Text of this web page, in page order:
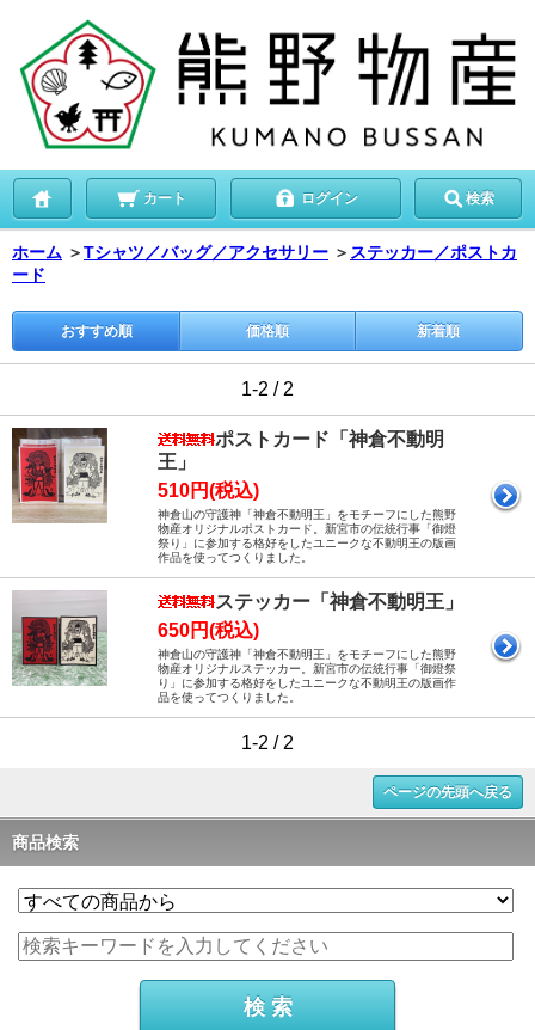
カート ログイン 検索
ホーム ＞Tシャツ／バッグ／アクセサリー ＞ ステッカー／ポストカ
ード
おすすめ順 価格順 新着順
1-2 / 2
ポストカード「神倉不動明
王」
510円(税込)
神倉山の守護神「神倉不動明王」をモチーフにした熊野
物産オリジナルポストカード。新宮市の伝統行事「御燈
祭り」に参加する格好をしたユニークな不動明王の版画
作品を使ってつくりました。
ステッカー「神倉不動明王」
650円(税込)
神倉山の守護神「神倉不動明王」をモチーフにした熊野
物産オリジナルステッカー。新宮市の伝統行事「御燈祭
り」に参加する格好をしたユニークな不動明王の版画作
品を使ってつくりました。
1-2 / 2
ページの先頭へ戻る
商品検索